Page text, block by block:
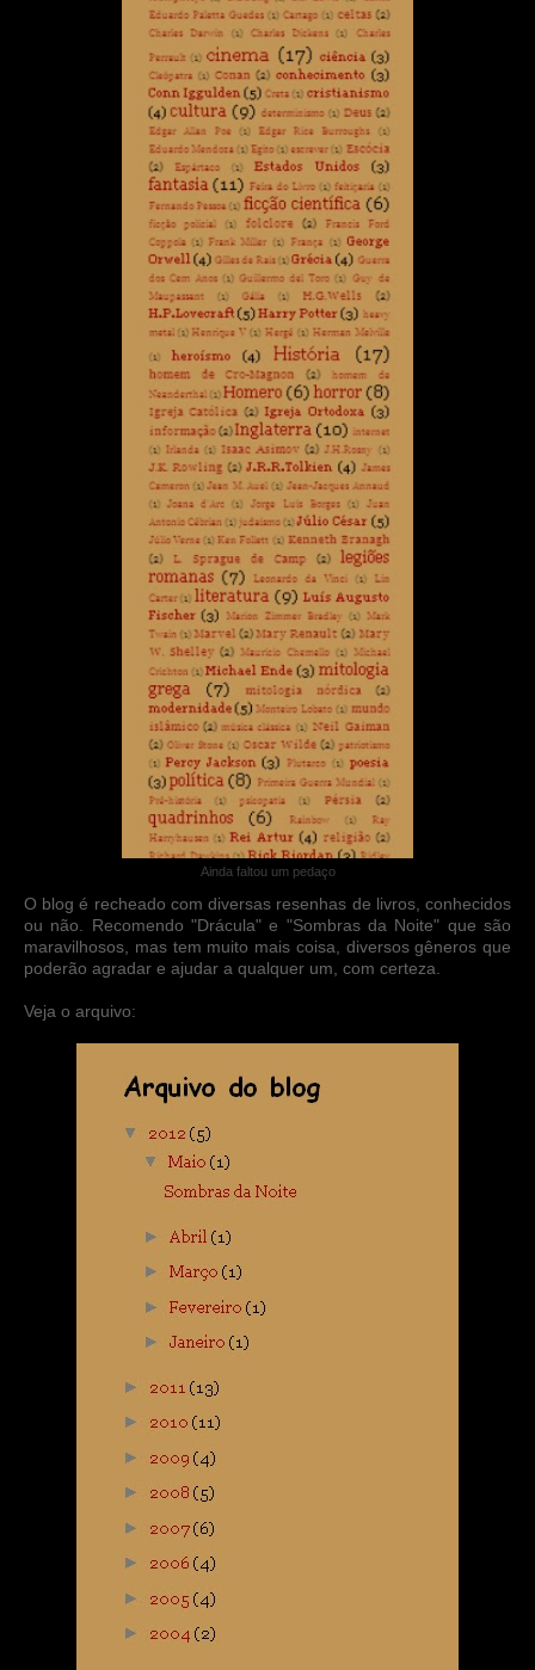
Ainda faltou um pedaço
O blog é recheado com diversas resenhas de livros, conhecidos
ou não. Recomendo "Drácula" e "Sombras da Noite" que são
maravilhosos, mas tem muito mais coisa, diversos gêneros que
poderão agradar e ajudar a qualquer um, com certeza.
Veja o arquivo: